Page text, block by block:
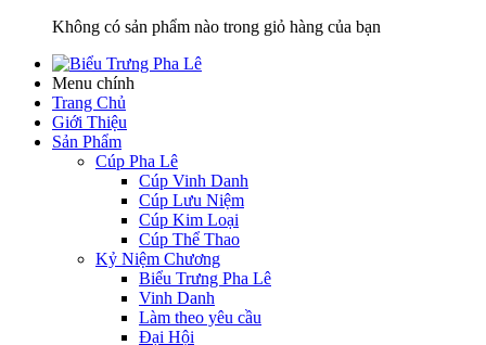
Không có sản phẩm nào trong giỏ hàng của bạn
Menu chính
Trang Chủ
Giới Thiệu
Sản Phẩm
Cúp Pha Lê
Cúp Vinh Danh
Cúp Lưu Niệm
Cúp Kim Loại
Cúp Thể Thao
Kỷ Niệm Chương
Biểu Trưng Pha Lê
Vinh Danh
Làm theo yêu cầu
Đại Hội